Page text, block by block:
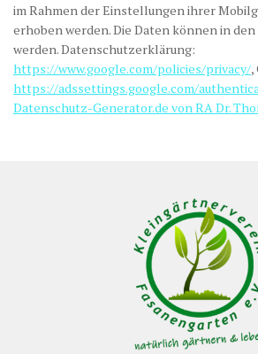
im Rahmen der Einstellungen ihrer
erhoben werden. Die Daten können in
werden. Datenschutzerklärung:
https://www.google.com/policies/privacy/,
https://adssettings.google.com/
Datenschutz-Generator.de von RA Dr.